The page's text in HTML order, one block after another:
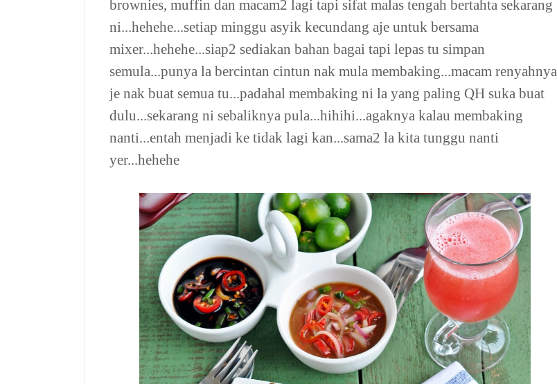
brownies, muffin dan macam2 lagi tapi sifat malas tengah bertahta sekarang
ni...hehehe...setiap minggu asyik kecundang aje untuk bersama
mixer...hehehe...siap2 sediakan bahan bagai tapi lepas tu simpan
semula...punya la bercintan cintun nak mula membaking...macam renyahnya
je nak buat semua tu...padahal membaking ni la yang paling QH suka buat
dulu...sekarang ni sebaliknya pula...hihihi...agaknya kalau membaking
nanti...entah menjadi ke tidak lagi kan...sama2 la kita tunggu nanti
yer...hehehe